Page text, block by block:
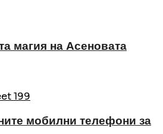
магия на Асеновата
199
мобилни телефони за